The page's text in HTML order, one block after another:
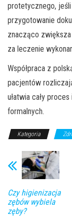
protetycznego, jeśli
przygotowanie
znacząco
za leczenie
Współpraca z
pacjentów
ułatwia cały
formalnych.
Kategoria
Czy higienizacja
zębów wybiela
zęby?